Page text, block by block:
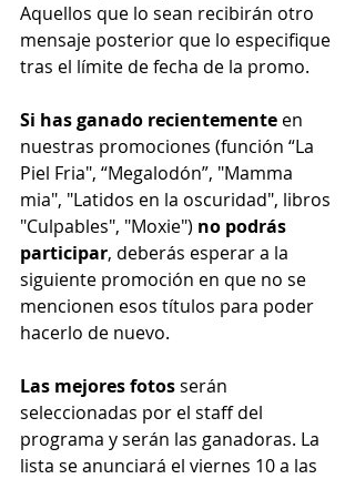
Aquellos que lo sean recibirán otro
mensaje posterior que lo especifique
tras el límite de fecha de la promo.
Si has ganado recientemente en
nuestras promociones (función “La
Piel Fria", “Megalodón”, "Mamma
mia", "Latidos en la oscuridad", libros
"Culpables", "Moxie") no podrás
participar, deberás esperar a la
siguiente promoción en que no se
mencionen esos títulos para poder
hacerlo de nuevo.
Las mejores fotos serán
seleccionadas por el staff del
programa y serán las ganadoras. La
lista se anunciará el viernes 10 a las